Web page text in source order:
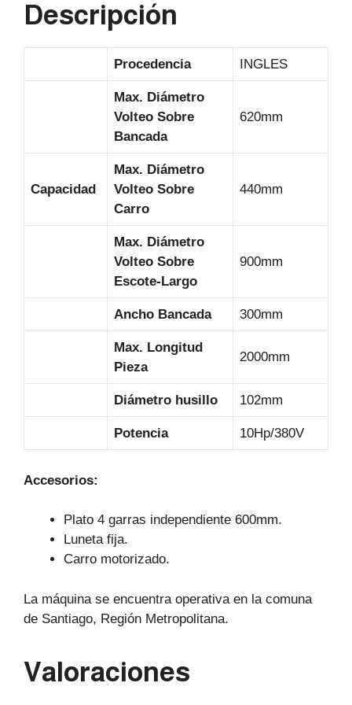
p
o
k
Descripción
Procedencia INGLES
Max. Diámetro
Volteo Sobre
Bancada
620mm
Capacidad
Max. Diámetro
Volteo Sobre
Carro
440mm
Max. Diámetro
Volteo Sobre
Escote-Largo
900mm
Ancho Bancada 300mm
Max. Longitud
Pieza
2000mm
Diámetro husillo 102mm
Potencia 10Hp/380V
Accesorios:
Plato 4 garras independiente 600mm.
Luneta fija.
Carro motorizado.
La máquina se encuentra operativa en la comuna
de Santiago, Región Metropolitana.
Valoraciones